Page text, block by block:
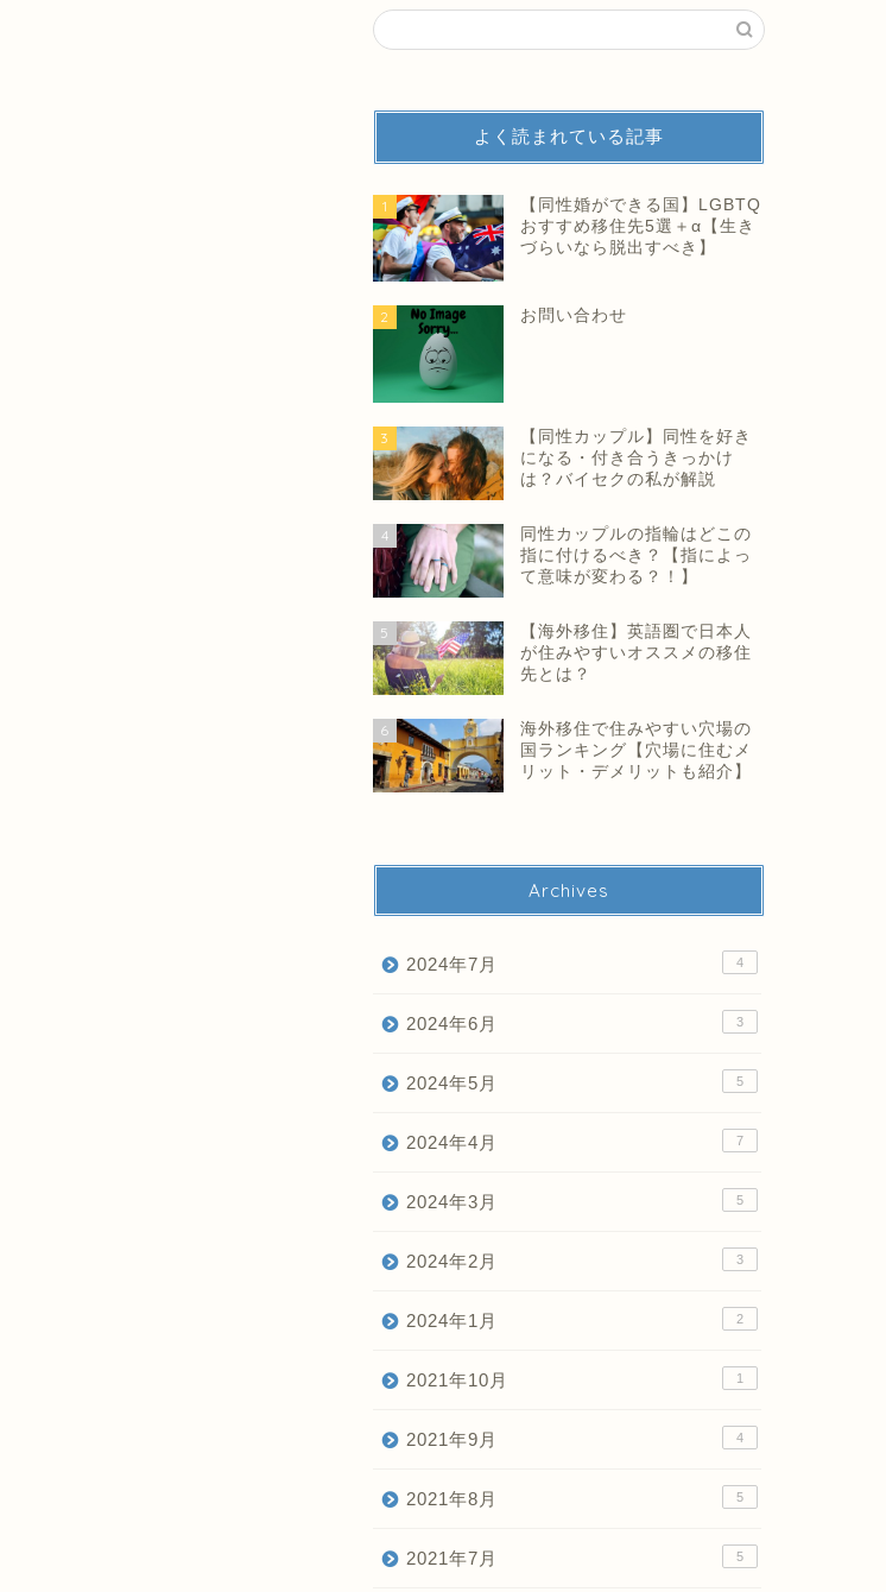
よく読まれている記事
1
【同性婚ができる国】LGBTQ
おすすめ移住先5選＋α【生き
づらいなら脱出すべき】
2 お問い合わせ
3
【同性カップル】同性を好き
になる・付き合うきっかけ
は？バイセクの私が解説
4
同性カップルの指輪はどこの
指に付けるべき？【指によっ
て意味が変わる？！】
5
【海外移住】英語圏で日本人
が住みやすいオススメの移住
先とは？
6
海外移住で住みやすい穴場の
国ランキング【穴場に住むメ
リット・デメリットも紹介】
Archives
2024年7月 4
2024年6月 3
2024年5月 5
2024年4月 7
2024年3月 5
2024年2月 3
2024年1月 2
2021年10月 1
2021年9月 4
2021年8月 5
2021年7月 5